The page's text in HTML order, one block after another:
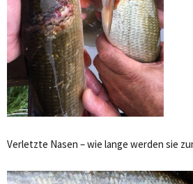
Verletzte Nasen – wie lange werden sie